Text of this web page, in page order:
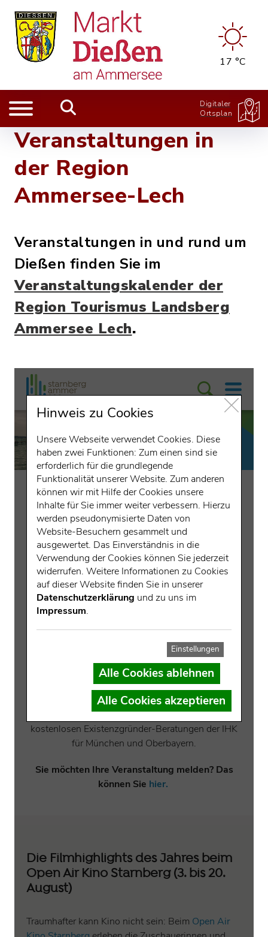
17 °C
Digitaler
Ortsplan
Veranstaltungen in
der Region
Ammersee-Lech
Veranstaltungen in und rund um
Dießen finden Sie im
Veranstaltungskalender der
Region Tourismus Landsberg
Ammersee Lech.